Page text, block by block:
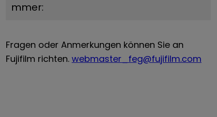
mmer:
Fragen oder Anmerkungen können Sie an
Fujifilm richten. webmaster_feg@fujifilm.com